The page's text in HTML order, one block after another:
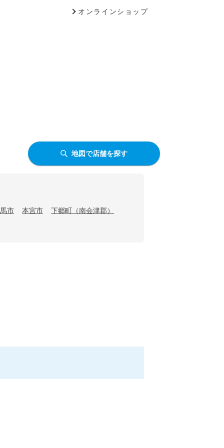
オンラインショップ
地図で店舗を探す
市 本宮市 下郷町（南会津郡）